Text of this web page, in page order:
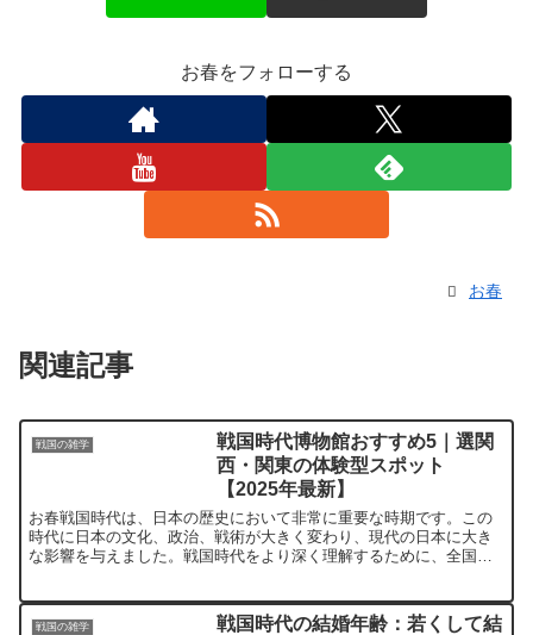
お春をフォローする
お春
関連記事
戦国の雑学
戦国時代博物館おすすめ5｜選関
西・関東の体験型スポット
【2025年最新】
お春戦国時代は、日本の歴史において非常に重要な時期です。この
時代に日本の文化、政治、戦術が大きく変わり、現代の日本に大き
な影響を与えました。戦国時代をより深く理解するために、全国各
戦国の雑学
戦国時代の結婚年齢：若くして結